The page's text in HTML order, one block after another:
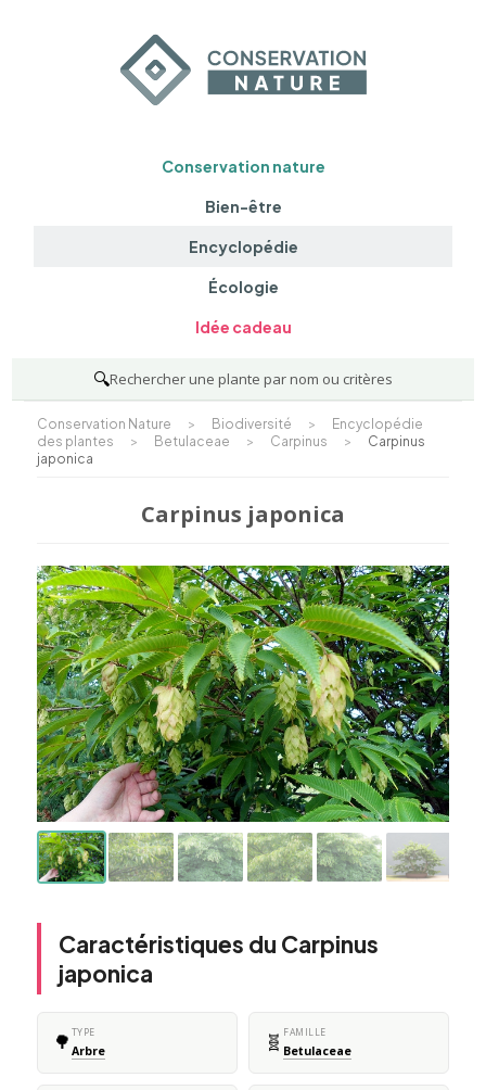
Conservation nature
Bien-être
Encyclopédie
Écologie
Idée cadeau
🔍Rechercher une plante par nom ou critères
Conservation Nature > Biodiversité >
Encyclopédie
des plantes
> Betulaceae > Carpinus >
Carpinus
japonica
Carpinus japonica
Caractéristiques du Carpinus
japonica
🌳 TYPE
Arbre 🧬 FAMILLE
Betulaceae